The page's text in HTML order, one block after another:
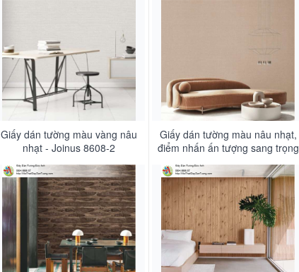
Giấy dán tường màu vàng nâu
nhạt - Joinus 8608-2
Giấy dán tường màu nâu nhạt,
điểm nhấn ấn tượng sang trọng
- Albany 6832-5